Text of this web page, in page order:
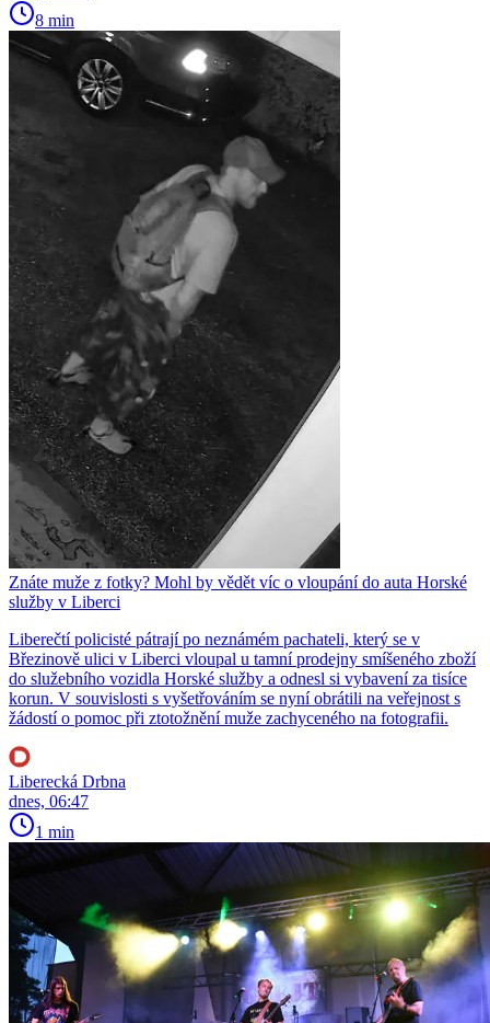
8 min
Znáte muže z fotky? Mohl by vědět víc o vloupání do auta Horské
služby v Liberci
Liberečtí policisté pátrají po neznámém pachateli, který se v
Březinově ulici v Liberci vloupal u tamní prodejny smíšeného zboží
do služebního vozidla Horské služby a odnesl si vybavení za tisíce
korun. V souvislosti s vyšetřováním se nyní obrátili na veřejnost s
žádostí o pomoc při ztotožnění muže zachyceného na fotografii.
Liberecká Drbna
dnes, 06:47
1 min